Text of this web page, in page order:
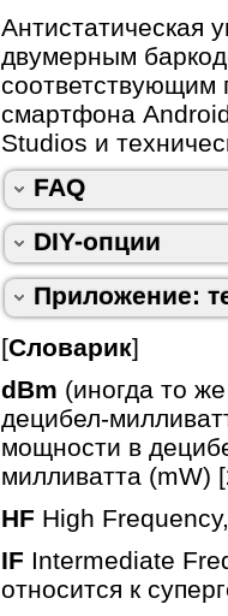
Антистатическая
двумерным
смартфона
Studios и
FAQ
DIY-опции
Приложение:
[Словарик]
dBm (иногда то
децибел-
мощности в
милливатта (mW)
HF High
IF Intermediate
относится к